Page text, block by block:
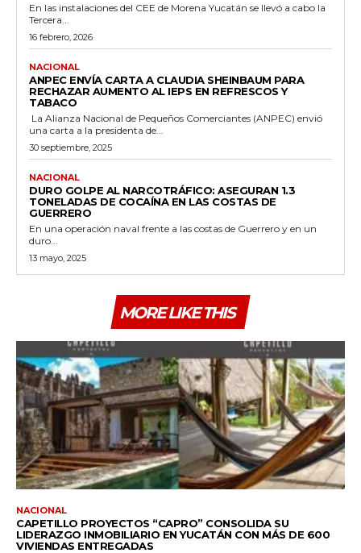
En las instalaciones del CEE de Morena Yucatán se llevó a cabo la
Tercera...
16 febrero, 2026
NACIONAL
ANPEC ENVÍA CARTA A CLAUDIA SHEINBAUM PARA
RECHAZAR AUMENTO AL IEPS EN REFRESCOS Y
TABACO
La Alianza Nacional de Pequeños Comerciantes (ANPEC) envió
una carta a la presidenta de...
30 septiembre, 2025
NACIONAL
DURO GOLPE AL NARCOTRÁFICO: ASEGURAN 1.3
TONELADAS DE COCAÍNA EN LAS COSTAS DE
GUERRERO
En una operación naval frente a las costas de Guerrero y en un
duro...
13 mayo, 2025
MORE LIKE THIS
NACIONAL
CAPETILLO PROYECTOS “CAPRO” CONSOLIDA SU
LIDERAZGO INMOBILIARIO EN YUCATÁN CON MÁS DE 600
VIVIENDAS ENTREGADAS